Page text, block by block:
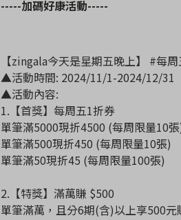
-----加碼好康活動-----
【zingala今天是星期五晚上】 #每
▲活動時間: 2024/11/1-2024/12/31
▲活動內容:
1.【首獎】每周五1折券
單筆滿5000現折4500 (每周限量10
單筆滿500現折450 (每周限量10張)
單筆滿50現折45 (每周限量100張)
2.【特獎】滿萬賺 $500
單筆滿萬，且分6期(含)以上享500